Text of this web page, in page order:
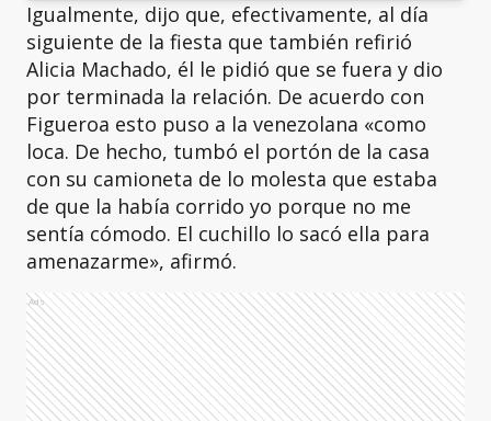
Igualmente, dijo que, efectivamente, al día
siguiente de la fiesta que también refirió
Alicia Machado, él le pidió que se fuera y dio
por terminada la relación. De acuerdo con
Figueroa esto puso a la venezolana «como
loca. De hecho, tumbó el portón de la casa
con su camioneta de lo molesta que estaba
de que la había corrido yo porque no me
sentía cómodo. El cuchillo lo sacó ella para
amenazarme», afirmó.
Ads